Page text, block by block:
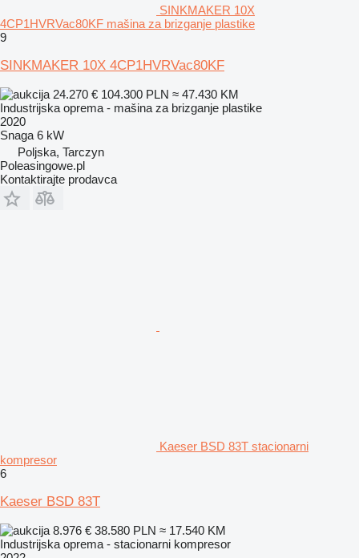
SINKMAKER 10X
4CP1HVRVac80KF mašina za brizganje plastike
9
SINKMAKER 10X 4CP1HVRVac80KF
24.270 € 104.300 PLN ≈ 47.430 KM
Industrijska oprema - mašina za brizganje plastike
2020
Snaga 6 kW
Poljska, Tarczyn
Poleasingowe.pl
Kontaktirajte prodavca
Kaeser BSD 83T stacionarni
kompresor
6
Kaeser BSD 83T
8.976 € 38.580 PLN ≈ 17.540 KM
Industrijska oprema - stacionarni kompresor